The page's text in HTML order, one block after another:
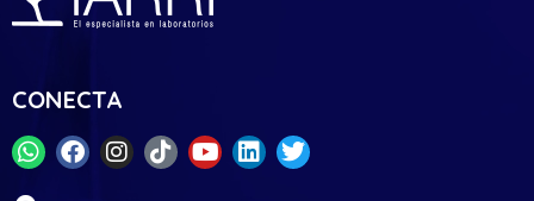
CONECTA